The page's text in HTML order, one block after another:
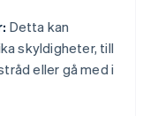
Detta kan
skyldigheter, till
eller gå med i